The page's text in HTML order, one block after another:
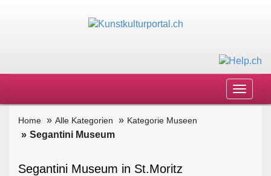
Toggle
Home Alle Kategorien Kategorie Museen
Segantini Museum
Segantini Museum in St.Moritz